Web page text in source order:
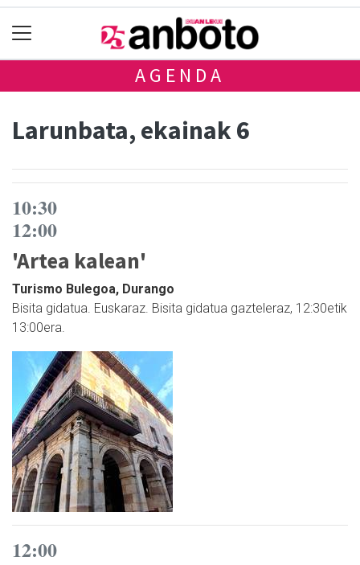
AGENDA
Larunbata, ekainak 6
10:30
12:00
'Artea kalean'
Turismo Bulegoa, Durango
Bisita gidatua. Euskaraz. Bisita gidatua gazteleraz, 12:30etik
13:00era.
12:00